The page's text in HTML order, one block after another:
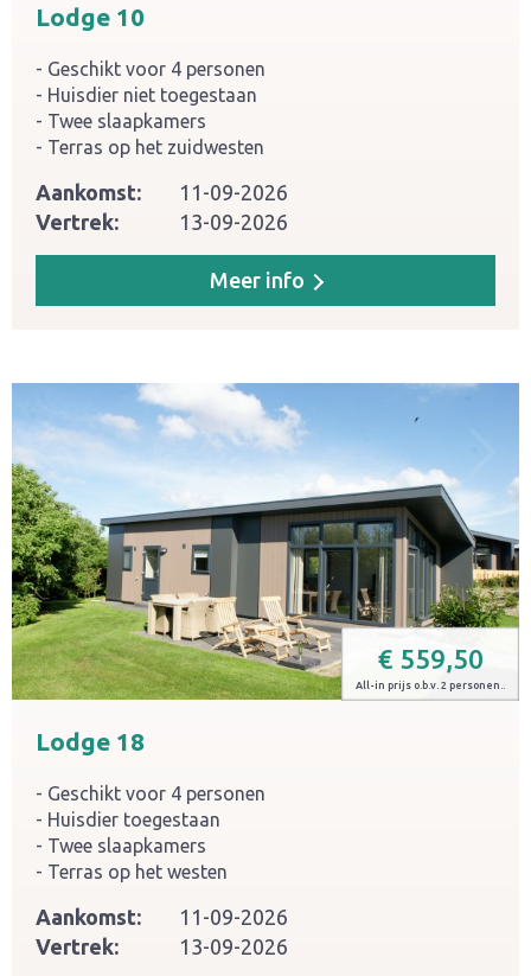
Lodge 10
Geschikt voor 4 personen
Huisdier niet toegestaan
Twee slaapkamers
Terras op het zuidwesten
Aankomst:
11-09-2026
Vertrek:
13-09-2026
Meer info
€ 559,50
All-in prijs o.b.v. 2 personen..
Lodge 18
Geschikt voor 4 personen
Huisdier toegestaan
Twee slaapkamers
Terras op het westen
Aankomst:
11-09-2026
Vertrek:
13-09-2026